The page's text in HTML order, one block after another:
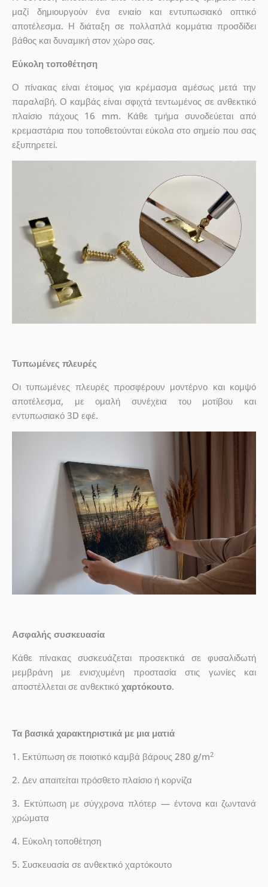
μαζί δημιουργούν ένα ενιαίο και εντυπωσιακό οπτικό
αποτέλεσμα. Η διάταξη σε πολλαπλά κομμάτια προσδίδει
βάθος και δυναμική στον χώρο σας.
Εύκολη τοποθέτηση
Ο πίνακας είναι έτοιμος για κρέμασμα αμέσως μετά την
παραλαβή. Ο καμβάς είναι σφιχτά τεντωμένος σε ανθεκτικό
πλαίσιο πάχους 16 mm. Κάθε τμήμα συνοδεύεται από
κρεμαστάρια που τοποθετούνται εύκολα στο σημείο που σας
εξυπηρετεί.
Τυπωμένες πλευρές
Οι τυπωμένες πλευρές προσφέρουν μοντέρνο και κομψό
αποτέλεσμα, με ομαλή συνέχεια του μοτίβου και
εντυπωσιακό 3D εφέ.
Ασφαλής συσκευασία
Κάθε πίνακας συσκευάζεται προσεκτικά σε φυσαλιδωτή
μεμβράνη με ενισχυμένη προστασία στις γωνίες και
αποστέλλεται σε ανθεκτικό χαρτόκουτο.
Τα βασικά χαρακτηριστικά με μια ματιά
1. Εκτύπωση σε ποιοτικό καμβά βάρους 280 g/m2
2. Δεν απαιτείται πρόσθετο πλαίσιο ή κορνίζα
3. Εκτύπωση με σύγχρονα πλότερ — έντονα και ζωντανά
χρώματα
4. Εύκολη τοποθέτηση
5. Συσκευασία σε ανθεκτικό χαρτόκουτο